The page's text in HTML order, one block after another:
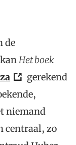
de
Het boek
gerekend
niemand
centraal, zo